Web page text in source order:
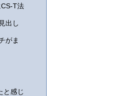
T法
出し
がま
と感じ